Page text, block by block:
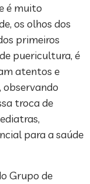
é muito
os olhos dos
primeiros
puericultura, é
atentos e
troca de
para a saúde
Grupo de